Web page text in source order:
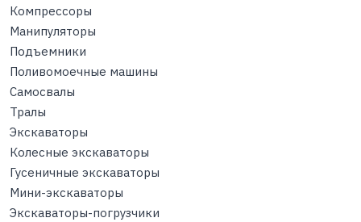
Компрессоры
Манипуляторы
Подъемники
Поливомоечные машины
Самосвалы
Тралы
Экскаваторы
Колесные экскаваторы
Гусеничные экскаваторы
Мини-экскаваторы
Экскаваторы-погрузчики